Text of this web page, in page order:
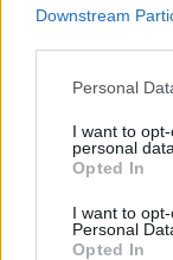
Downstream
Personal
I want to
personal data.
Opted In
I want to
Personal
Opted In